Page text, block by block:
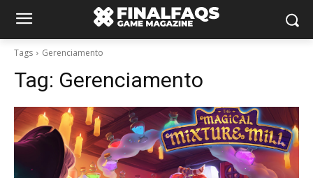
Tags Gerenciamento
Tag: Gerenciamento